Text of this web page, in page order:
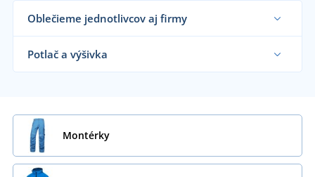
Oblečieme jednotlivcov aj firmy
Dodávame pracovné oblečenie remeselníkom,
veľkým výrobným firmám aj koncovým
zákazníkom už od 1 kusu.
Chcem vedieť viac
Potlač a výšivka
Montérky